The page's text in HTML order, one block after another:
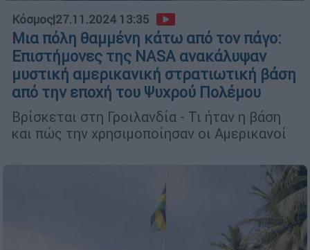
Κόσμος|27.11.2024 13:35
Μια πόλη θαμμένη κάτω από τον πάγο:
Επιστήμονες της NASA ανακάλυψαν
μυστική αμερικανική στρατιωτική βάση
από την εποχή του Ψυχρού Πολέμου
Βρίσκεται στη Γροιλανδία - Τι ήταν η βάση
και πώς την χρησιμοποίησαν οι Αμερικανοί